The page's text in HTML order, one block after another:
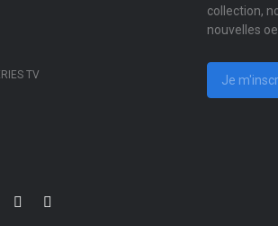
TV
collection,
nouvelles
Je